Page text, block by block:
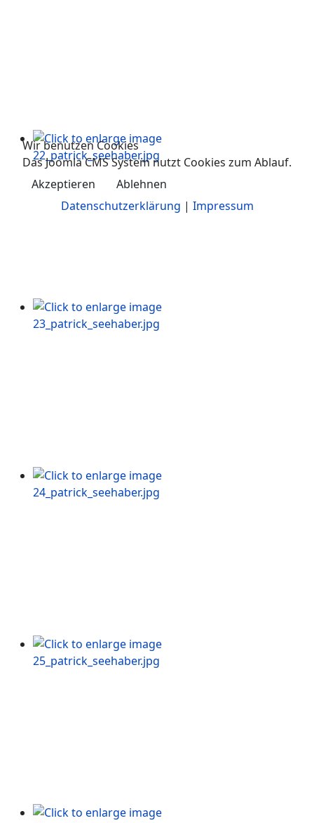
Wir benutzen Cookies
Das Joomla CMS System nutzt Cookies zum Ablauf.
Akzeptieren
Ablehnen
Datenschutzerklärung | Impressum